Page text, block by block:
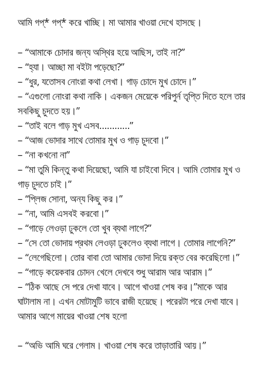
আমি গপ্* গপ্* করে খাচ্ছি। মা আমার খাওয়া দেখে হাসছে।
– “আমাকে চোদার জন্য অস্থির হয়ে আছিস, তাই না?”
– “হ্যা। আচ্ছা মা বইটা পড়েছো?”
– “ধুর, যতোসব নোংরা কথা লেখা। গাড় চোদে মুখ চোদে।”
– “এগুলো নোংরা কথা নাকি। একজন মেয়েকে পরিপুর্ন তৃপ্তি দিতে হলে তার
সবকিছু চুদতে হয়।”
– “তাই বলে গাড় মুখ এসব…………”
– “আজ ভোদার সাথে তোমার মুখ ও গাড় চুদবো।”
– “না কখনো না”
– “মা তুমি কিন্তু কথা দিয়েছো, আমি যা চাইবো দিবে। আমি তোমার মুখ ও
গাড় চুদতে চাই।”
– “প্লিজ সোনা, অন্য কিছু কর।”
– “না, আমি এসবই করবো।”
– “গাড়ে লেওড়া ঢুকলে তো খুব ব্যথা লাগে?”
– “সে তো ভোদায় প্রথম লেওড়া ঢুকলেও ব্যথা লাগে। তোমার লাগেনি?”
– “লেগেছিলো। তোর বাবা তো আমার ভোদা দিয়ে রক্ত বের করেছিলো।”
– “গাড়ে কয়েকবার চোদন খেলে দেখবে শুধু আরাম আর আরাম।”
– “ঠিক আছে সে পরে দেখা যাবে। আগে খাওয়া শেষ কর।”মাকে আর
ঘাটালাম না। এখন মোটামুটি ভাবে রাজী হয়েছে। পরেরটা পরে দেখা যাবে।
আমার আগে মায়ের খাওয়া শেষ হলো
– “অভি আমি ঘরে গেলাম। খাওয়া শেষ করে তাড়াতারি আয়।”